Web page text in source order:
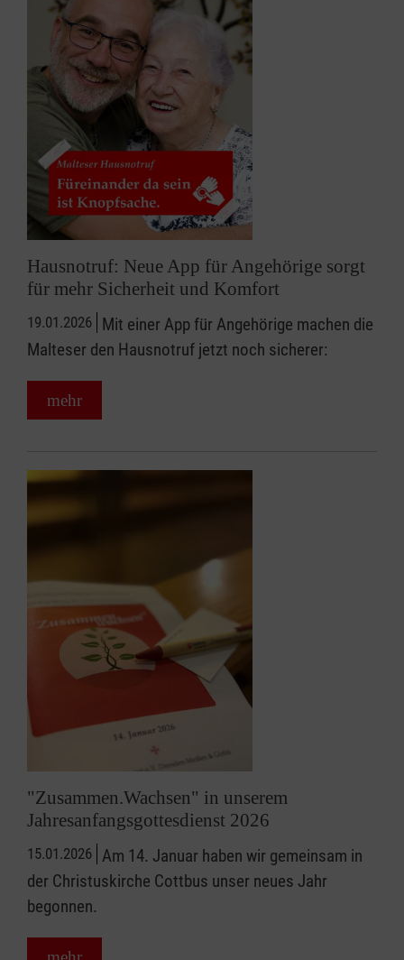
Hausnotruf: Neue App für Angehörige sorgt
für mehr Sicherheit und Komfort
19.01.2026 Mit einer App für Angehörige machen die
Malteser den Hausnotruf jetzt noch sicherer:
mehr
"Zusammen.Wachsen" in unserem
Jahresanfangsgottesdienst 2026
15.01.2026 Am 14. Januar haben wir gemeinsam in
der Christuskirche Cottbus unser neues Jahr
begonnen.